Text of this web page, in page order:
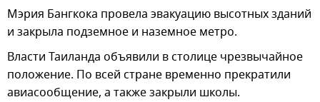
Мэрия Бангкока провела эвакуацию высотных зданий
и закрыла подземное и наземное метро.
Власти Таиланда объявили в столице чрезвычайное
положение. По всей стране временно прекратили
авиасообщение, а также закрыли школы.